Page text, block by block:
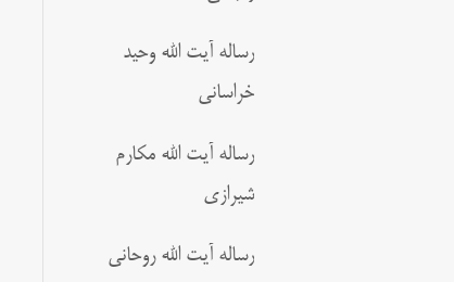
رساله آیت الله وحید
خراسانی
رساله آیت الله مکارم
شیرازی
رساله آیت الله روحانی